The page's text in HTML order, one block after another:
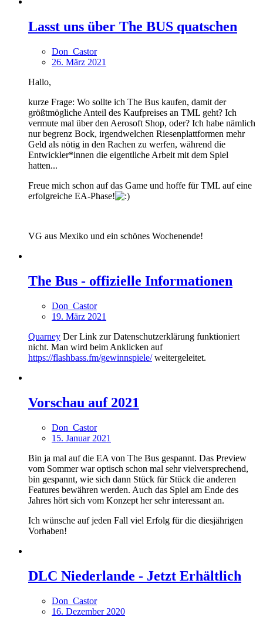
Lasst uns über The BUS quatschen
Don_Castor
26. März 2021
Hallo,
kurze Frage: Wo sollte ich The Bus kaufen, damit der
größtmögliche Anteil des Kaufpreises an TML geht? Ich
vermute mal über den Aerosoft Shop, oder? Ich habe nämlich
nur begrenz Bock, irgendwelchen Riesenplattformen mehr
Geld als nötig in den Rachen zu werfen, während die
Entwickler*innen die eigentliche Arbeit mit dem Spiel
hatten...
Freue mich schon auf das Game und hoffe für TML auf eine
erfolgreiche EA-Phase!
VG aus Mexiko und ein schönes Wochenende!
The Bus - offizielle Informationen
Don_Castor
19. März 2021
Quarney Der Link zur Datenschutzerklärung funktioniert
nicht. Man wird beim Anklicken auf
https://flashbass.fm/gewinnspiele/weitergeleitet.
Vorschau auf 2021
Don_Castor
15. Januar 2021
Bin ja mal auf die EA von The Bus gespannt. Das Preview
vom Sommer war optisch schon mal sehr vielversprechend,
bin gespannt, wie sich dann Stück für Stück die anderen
Features bewähren werden. Auch das Spiel am Ende des
Jahres hört sich vom Konzept her sehr interessant an.
Ich wünsche auf jeden Fall viel Erfolg für die diesjährigen
Vorhaben!
DLC Niederlande - Jetzt Erhältlich
Don_Castor
16. Dezember 2020